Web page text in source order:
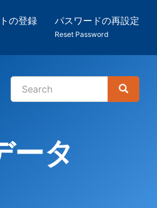
の登録 パスワードの再設定
Reset Password
検
Search
Search
ータ